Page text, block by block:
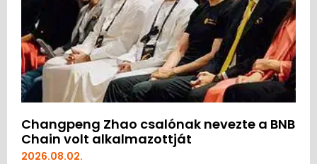
Changpeng Zhao csalónak nevezte a BNB
Chain volt alkalmazottját
2026.08.02.